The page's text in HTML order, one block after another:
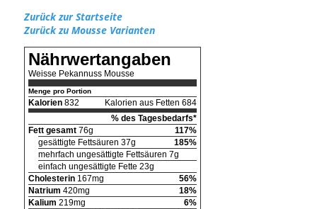
Zurück zur Startseite
Zurück zu Mousse Varianten
Nährwertangaben
Weisse Pekannuss Mousse
Menge pro Portion
Kalorien 832
Kalorien aus Fetten 684
% des Tagesbedarfs*
Fett gesamt 76g
117%
gesättigte Fettsäuren 37g
185%
mehrfach ungesättigte Fettsäuren 7g
einfach ungesättigte Fette 23g
Cholesterin 167mg
56%
Natrium 420mg
18%
Kalium 219mg
6%